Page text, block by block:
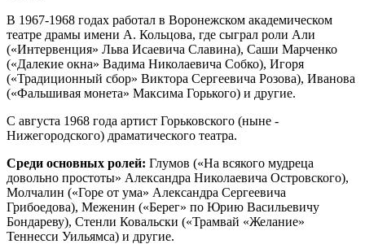
В 1967-1968 годах работал в Воронежском академическом
театре драмы имени А. Кольцова, где сыграл роли Али
(«Интервенция» Льва Исаевича Славина), Саши Марченко
(«Далекие окна» Вадима Николаевича Собко), Игоря
(«Традиционный сбор» Виктора Сергеевича Розова), Иванова
(«Фальшивая монета» Максима Горького) и другие.
С августа 1968 года артист Горьковского (ныне -
Нижегородского) драматического театра.
Среди основных ролей: Глумов («На всякого мудреца
довольно простоты» Александра Николаевича Островского),
Молчалин («Горе от ума» Александра Сергеевича
Грибоедова), Меженин («Берег» по Юрию Васильевичу
Бондареву), Стенли Ковальски («Трамвай «Желание»
Теннесси Уильямса) и другие.